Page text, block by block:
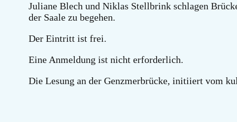
Juliane Blech und Niklas Stellbrink schlagen
der Saale zu begehen.
Der Eintritt ist frei.
Eine Anmeldung ist nicht erforderlich.
Die Lesung an der Genzmerbrücke, initiiert vom